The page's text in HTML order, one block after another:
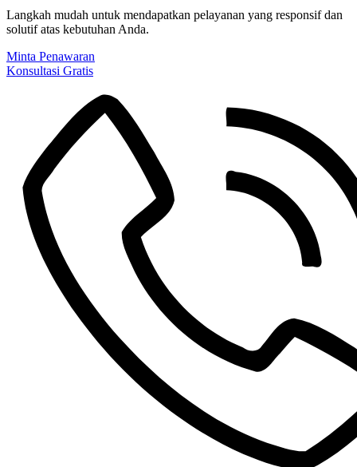
Langkah mudah untuk mendapatkan pelayanan yang responsif dan
solutif atas kebutuhan Anda.
Minta Penawaran
Konsultasi Gratis